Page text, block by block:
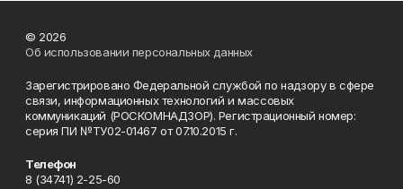
© 2026
Об использовании персональных данных
Зарегистрировано Федеральной службой по надзору в сфере
связи, информационных технологий и массовых
коммуникаций (РОСКОМНАДЗОР). Регистрационный номер:
серия ПИ №ТУ02-01467 от 07.10.2015 г.
Телефон
8 (34741) 2-25-60